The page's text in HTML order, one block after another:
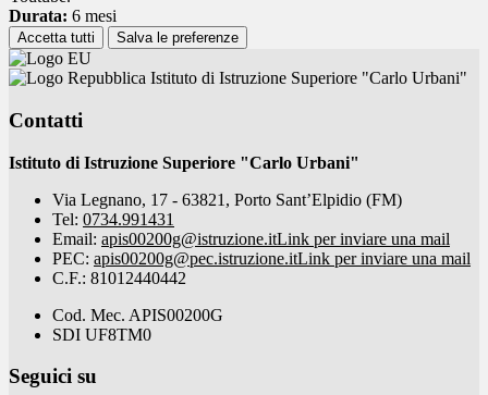
Durata: 6 mesi
Accetta tutti Salva le preferenze
Istituto di Istruzione Superiore "Carlo Urbani"
Contatti
Istituto di Istruzione Superiore "Carlo Urbani"
Via Legnano, 17 - 63821, Porto Sant’Elpidio (FM)
Tel: 0734.991431
Email: apis00200g@istruzione.itLink per inviare una mail
PEC: apis00200g@pec.istruzione.itLink per inviare una mail
C.F.: 81012440442
Cod. Mec. APIS00200G
SDI UF8TM0
Seguici su